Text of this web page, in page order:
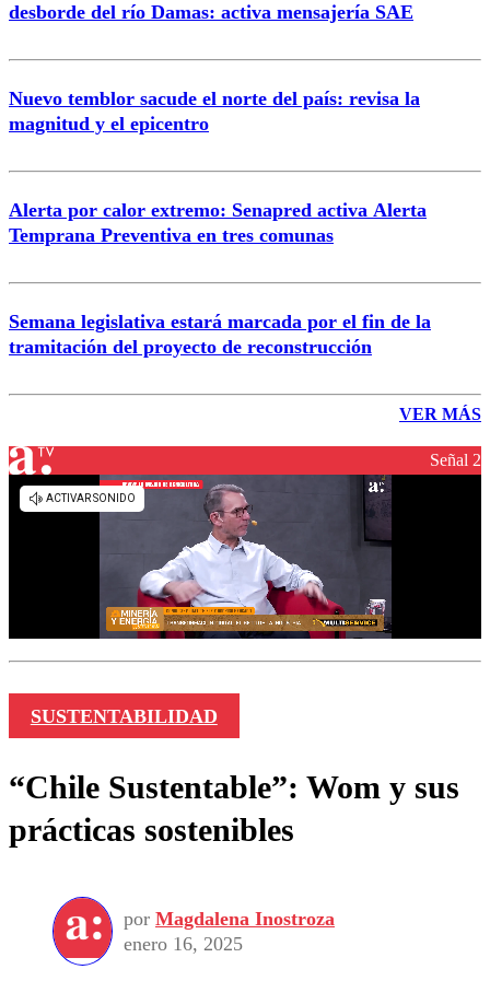
desborde del río Damas: activa mensajería SAE
Nuevo temblor sacude el norte del país: revisa la
magnitud y el epicentro
Alerta por calor extremo: Senapred activa Alerta
Temprana Preventiva en tres comunas
Semana legislativa estará marcada por el fin de la
tramitación del proyecto de reconstrucción
VER MÁS
Señal 2
SUSTENTABILIDAD
“Chile Sustentable”: Wom y sus
prácticas sostenibles
por Magdalena Inostroza
enero 16, 2025